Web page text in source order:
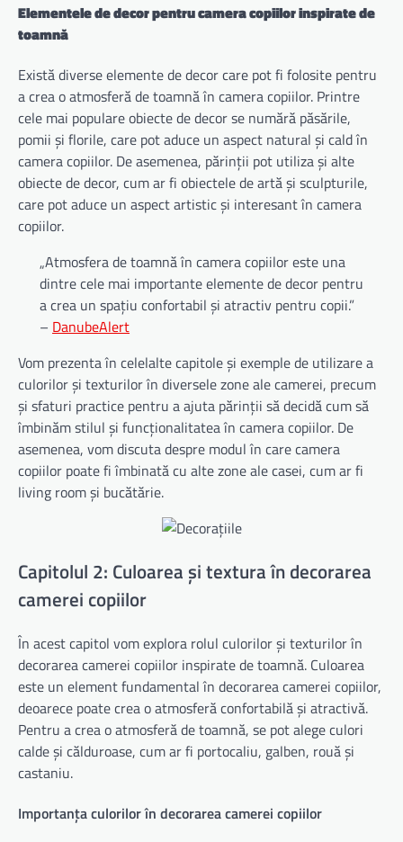
Elementele de decor pentru camera copiilor inspirate de
toamnă
Există diverse elemente de decor care pot fi folosite pentru
a crea o atmosferă de toamnă în camera copiilor. Printre
cele mai populare obiecte de decor se numără păsările,
pomii și florile, care pot aduce un aspect natural și cald în
camera copiilor. De asemenea, părinții pot utiliza și alte
obiecte de decor, cum ar fi obiectele de artă și sculpturile,
care pot aduce un aspect artistic și interesant în camera
copiilor.
„Atmosfera de toamnă în camera copiilor este una
dintre cele mai importante elemente de decor pentru
a crea un spațiu confortabil și atractiv pentru copii.”
– DanubeAlert
Vom prezenta în celelalte capitole și exemple de utilizare a
culorilor și texturilor în diversele zone ale camerei, precum
și sfaturi practice pentru a ajuta părinții să decidă cum să
îmbinăm stilul și funcționalitatea în camera copiilor. De
asemenea, vom discuta despre modul în care camera
copiilor poate fi îmbinată cu alte zone ale casei, cum ar fi
living room și bucătărie.
Capitolul 2: Culoarea și textura în decorarea
camerei copiilor
În acest capitol vom explora rolul culorilor și texturilor în
decorarea camerei copiilor inspirate de toamnă. Culoarea
este un element fundamental în decorarea camerei copiilor,
deoarece poate crea o atmosferă confortabilă și atractivă.
Pentru a crea o atmosferă de toamnă, se pot alege culori
calde și călduroase, cum ar fi portocaliu, galben, rouă și
castaniu.
Importanța culorilor în decorarea camerei copiilor